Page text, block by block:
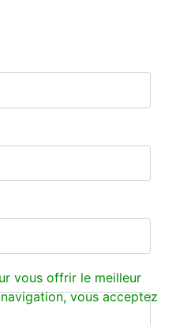
vous offrir le meilleur
vous acceptez